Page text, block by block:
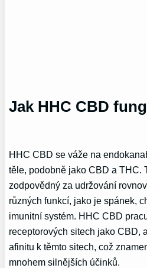
Jak HHC CBD
HHC CBD se váže na
těle, podobně jako CBD a THC.
zodpovědný za udržování
různých funkcí, jako je spánek,
imunitní systém. HHC CBD
receptorových sitech jako CBD,
afinitu k těmto sitech, což
mnohem silnějších účinků.